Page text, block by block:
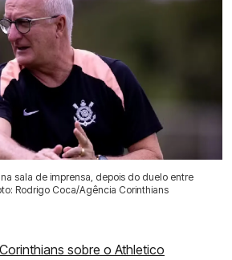
sala de imprensa, depois do duelo entre
Rodrigo Coca/Agência Corinthians
sobre o Athletico